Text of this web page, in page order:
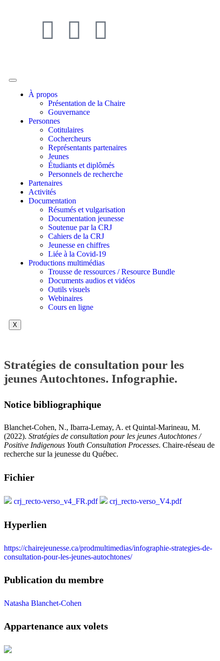
À propos
Présentation de la Chaire
Gouvernance
Personnes
Cotitulaires
Cochercheurs
Représentants partenaires
Jeunes
Étudiants et diplômés
Personnels de recherche
Partenaires
Activités
Documentation
Résumés et vulgarisation
Documentation jeunesse
Soutenue par la CRJ
Cahiers de la CRJ
Jeunesse en chiffres
Liée à la Covid-19
Productions multimédias
Trousse de ressources / Resource Bundle
Documents audios et vidéos
Outils visuels
Webinaires
Cours en ligne
X
Stratégies de consultation pour les
jeunes Autochtones. Infographie.
Notice bibliographique
Blanchet-Cohen, N., Ibarra-Lemay, A. et Quintal-Marineau, M.
(2022). Stratégies de consultation pour les jeunes Autochtones /
Positive Indigenous Youth Consultation Processes. Chaire-réseau de
recherche sur la jeunesse du Québec.
Fichier
crj_recto-verso_v4_FR.pdf crj_recto-verso_V4.pdf
Hyperlien
https://chairejeunesse.ca/prodmultimedias/infographie-strategies-de-
consultation-pour-les-jeunes-autochtones/
Publication du membre
Natasha Blanchet-Cohen
Appartenance aux volets